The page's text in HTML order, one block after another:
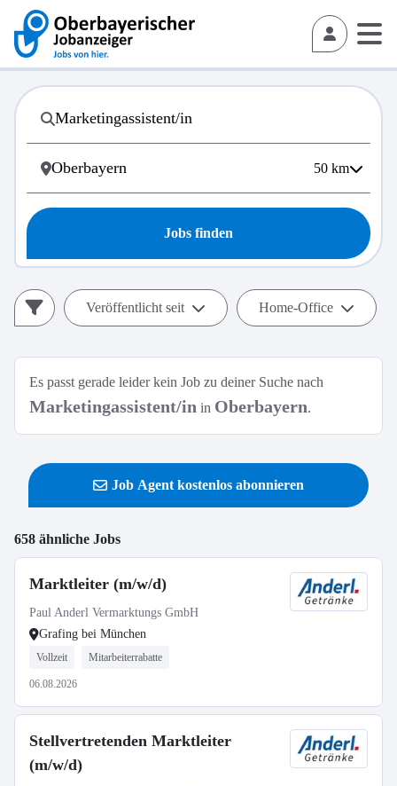
50 km
Jobs finden
Veröffentlicht seit Home-Office
Es passt gerade leider kein Job zu deiner Suche nach
Marketingassistent/in in Oberbayern.
Job Agent kostenlos abonnieren
658 ähnliche Jobs
Marktleiter (m/w/d)
Paul Anderl Vermarktungs GmbH
Grafing bei München
Vollzeit Mitarbeiterrabatte
06.08.2026
Stellvertretenden Marktleiter
(m/w/d)